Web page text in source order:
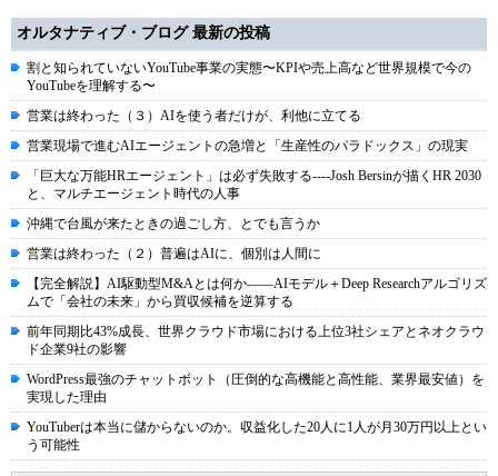
オルタナティブ・ブログ 最新の投稿
割と知られていないYouTube事業の実態〜KPIや売上高など世界規模で今の
YouTubeを理解する〜
営業は終わった（３）AIを使う者だけが、利他に立てる
営業現場で進むAIエージェントの急増と「生産性のパラドックス」の現実
「巨大な万能HRエージェント」は必ず失敗する----Josh Bersinが描くHR 2030
と、マルチエージェント時代の人事
沖縄で台風が来たときの過ごし方、とでも言うか
営業は終わった（２）普遍はAIに、個別は人間に
【完全解説】AI駆動型M&Aとは何か――AIモデル＋Deep Researchアルゴリズ
ムで「会社の未来」から買収候補を逆算する
前年同期比43%成長、世界クラウド市場における上位3社シェアとネオクラウ
ド企業9社の影響
WordPress最強のチャットボット（圧倒的な高機能と高性能、業界最安値）を
実現した理由
YouTuberは本当に儲からないのか。収益化した20人に1人が月30万円以上とい
う可能性